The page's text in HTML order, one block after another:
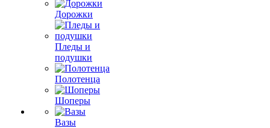
Дорожки
Пледы и
подушки
Полотенца
Шоперы
Вазы